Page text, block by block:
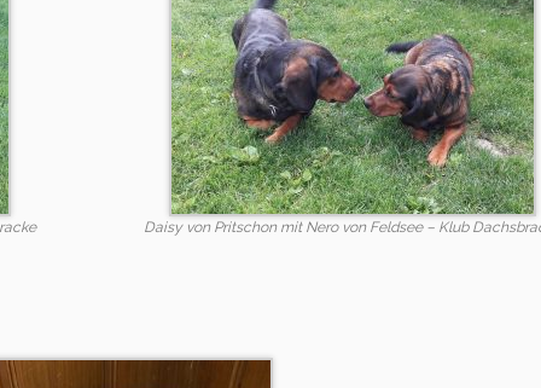
Daisy von Pritschon mit Nero von Feldsee – Klub